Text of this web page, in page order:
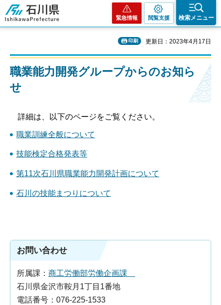
石川県
緊急情報 閲覧支援 検索メニュー
印刷 更新日：2023年4月17日
職業能力開発グループからのお知ら
せ
詳細は、以下のページをご覧ください。
職業訓練全般について
技能検定合格発表等
第11次石川県職業能力開発計画について
石川の技能まつりについて
お問い合わせ
所属課： 商工労働部労働企画課
石川県金沢市鞍月1丁目1番地
電話番号：076-225-1533